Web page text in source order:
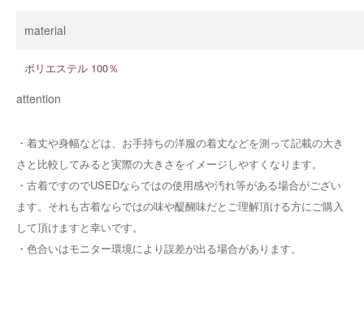
material
ポリエステル 100％
attention
・着丈や身幅などは、お手持ちの洋服の着丈などを測って記載の大き
さと比較してみると実際の大きさをイメージしやすくなります。
・ 古着ですのでUSEDならではの使用感や汚れ等がある場合がござい
ます。それも古着ならではの味や醍醐味だとご理解頂ける方にご購入
して頂けますと幸いです。
・ 色合いはモニター環境により誤差が出る場合があります。